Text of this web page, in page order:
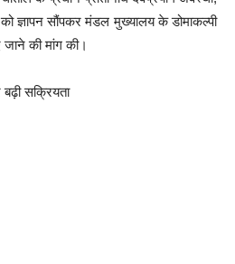
ज्ञापन सौंपकर मंडल मुख्यालय के डोमाकल्पी
जाने की मांग की।